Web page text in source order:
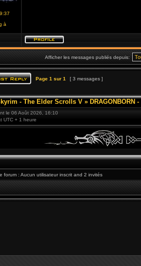
à
Afficher les messages publiés depuis:
Page 1 sur 1 [ 3 messages ]
- The Elder Scrolls V » DRAGONBORN
le 06 Août 2026, 16:10
UTC + 1 heure
forum : Aucun utilisateur inscrit and 2 invités